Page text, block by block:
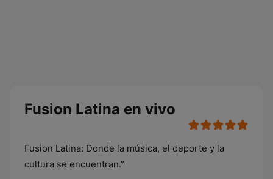
Fusion Latina en vivo
Fusion Latina: Donde la música, el deporte y la
cultura se encuentran.”